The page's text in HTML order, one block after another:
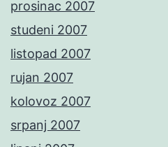
prosinac 2007
studeni 2007
listopad 2007
rujan 2007
kolovoz 2007
srpanj 2007